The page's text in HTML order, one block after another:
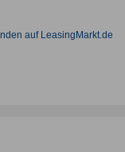
auf LeasingMarkt.de